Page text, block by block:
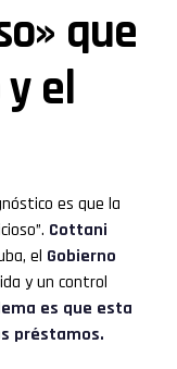
que
el
es que la
Cottani
el Gobierno
y un control
es que esta
préstamos.